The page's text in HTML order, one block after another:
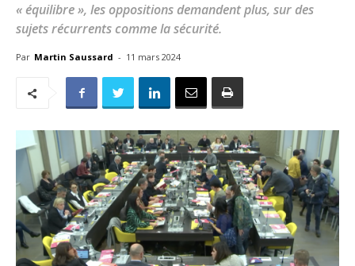
« équilibre », les oppositions demandent plus, sur des
sujets récurrents comme la sécurité.
Par Martin Saussard - 11 mars 2024